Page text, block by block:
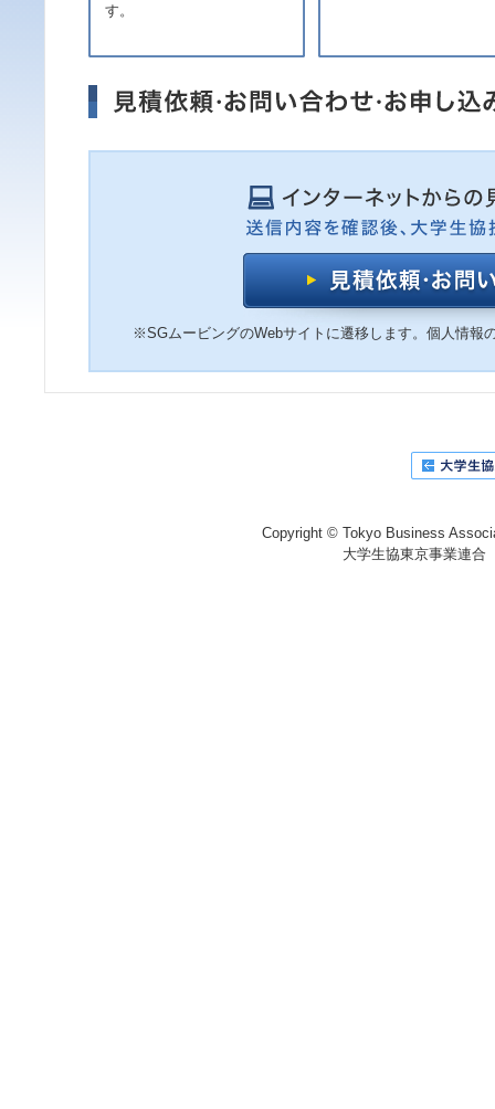
す。
※SGムービングのWebサイトに遷移します。個人情報
Copyright © Tokyo Business
大学生協東京事業連